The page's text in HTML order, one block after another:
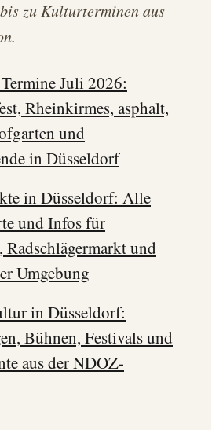
zu Kulturterminen aus
Juli 2026:
Rheinkirmes, asphalt,
und
in Düsseldorf
in Düsseldorf: Alle
und Infos für
und
Umgebung
in Düsseldorf:
Bühnen, Festivals und
aus der NDOZ-